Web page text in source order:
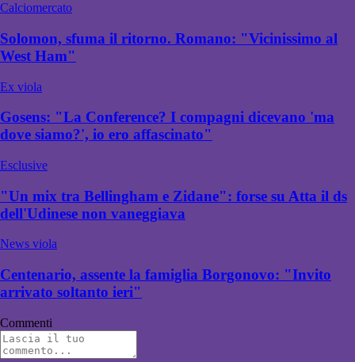
Calciomercato
Solomon, sfuma il ritorno. Romano: "Vicinissimo al
West Ham"
Ex viola
Gosens: "La Conference? I compagni dicevano 'ma
dove siamo?', io ero affascinato"
Esclusive
"Un mix tra Bellingham e Zidane": forse su Atta il ds
dell'Udinese non vaneggiava
News viola
Centenario, assente la famiglia Borgonovo: "Invito
arrivato soltanto ieri"
Commenti